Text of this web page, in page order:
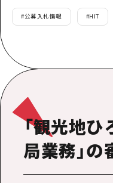
#公募入札情報 #HIT
「観光地
局業務」